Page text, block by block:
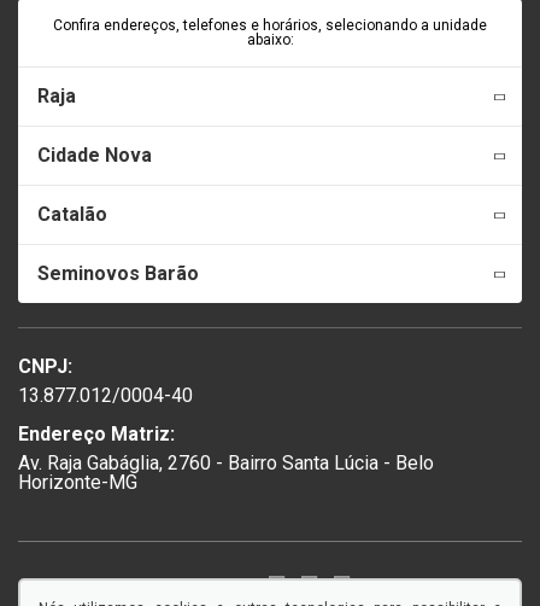
Confira endereços, telefones e horários, selecionando a unidade
abaixo:
Raja
Cidade Nova
Catalão
Seminovos Barão
CNPJ:
13.877.012/0004-40
Endereço Matriz:
Av. Raja Gabáglia, 2760 - Bairro Santa Lúcia - Belo
Horizonte-MG